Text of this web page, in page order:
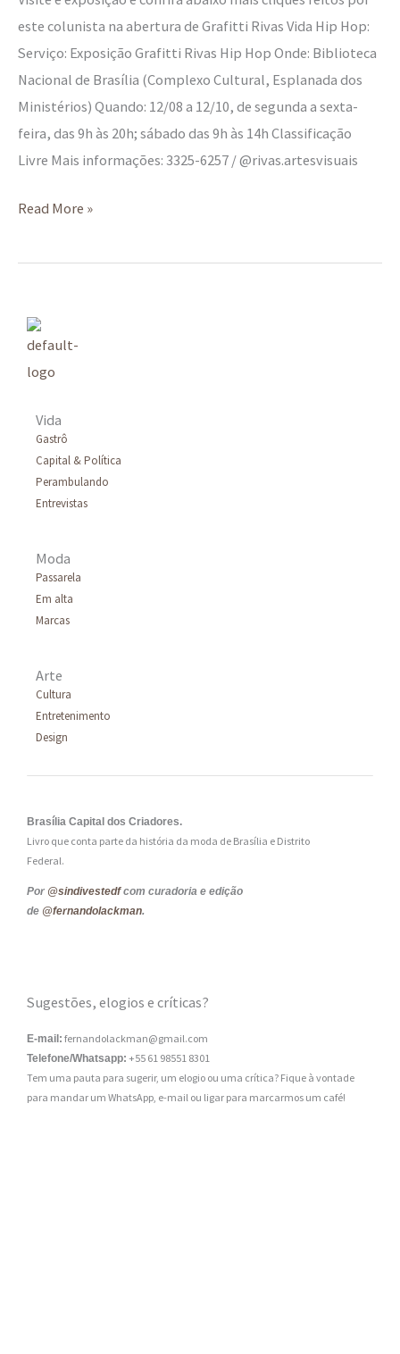
este colunista na abertura de Grafitti Rivas Vida Hip Hop:
Serviço: Exposição Grafitti Rivas Hip Hop Onde: Biblioteca
Nacional de Brasília (Complexo Cultural, Esplanada dos
Ministérios) Quando: 12/08 a 12/10, de segunda a sexta-
feira, das 9h às 20h; sábado das 9h às 14h Classificação
Livre Mais informações: 3325-6257 / @rivas.artesvisuais
Read More »
Vida
Gastrô
Capital & Política
Perambulando
Entrevistas
Moda
Passarela
Em alta
Marcas
Arte
Cultura
Entretenimento
Design
Brasília Capital dos Criadores.
Livro que conta parte da história da moda de Brasília e Distrito
Federal.
Por @sindivestedfcom curadoria e edição
de @fernandolackman.
Sugestões, elogios e críticas?
E-mail: fernandolackman@gmail.com
Telefone/Whatsapp: +55 61 98551 8301
Tem uma pauta para sugerir, um elogio ou uma crítica? Fique à vontade
para mandar um WhatsApp, e-mail ou ligar para marcarmos um café!